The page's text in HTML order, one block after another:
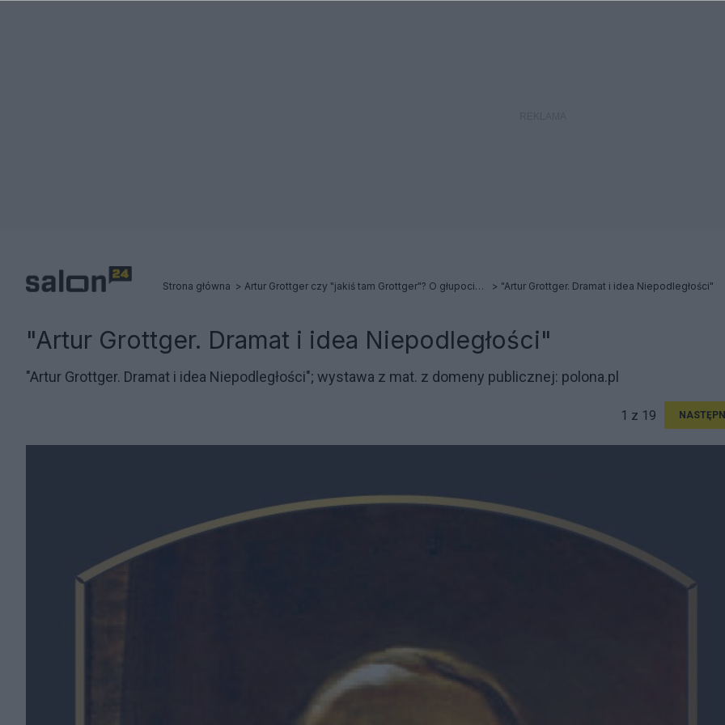
Strona główna Artur Grottger czy "jakiś tam Grottger"? O głupocie młodzieży i Powstaniu Styczniowym "Artur Grottger. Dramat i idea Niepodległości"
"Artur Grottger. Dramat i idea Niepodległości"
"Artur Grottger. Dramat i idea Niepodległości"; wystawa z mat. z domeny publicznej: polona.pl
1 z 19